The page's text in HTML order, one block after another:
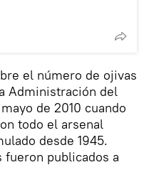
el número de ojivas
Administración del
de 2010 cuando
todo el arsenal
desde 1945.
publicados a